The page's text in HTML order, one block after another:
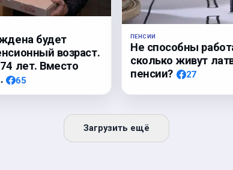
будет
возраст.
лет. Вместо
65
ПЕНСИИ
Не способны
сколько живут
пенсии?
27
Загрузить ещё